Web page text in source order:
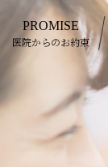
PROMISE
医院からのお約束